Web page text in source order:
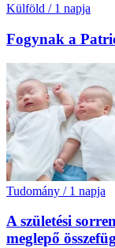
Külföld / 1 napja
Fogynak a
Tudomány / 1 napja
A születési
meglepő